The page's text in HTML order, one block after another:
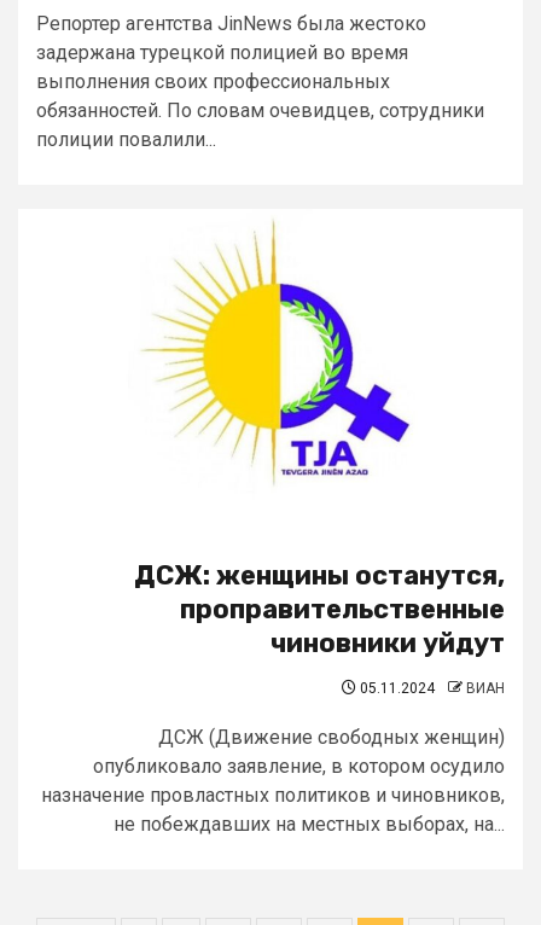
Репортер агентства JinNews была жестоко
задержана турецкой полицией во время
выполнения своих профессиональных
обязанностей. По словам очевидцев, сотрудники
полиции повалили...
ДСЖ: женщины останутся,
проправительственные
чиновники уйдут
05.11.2024 ВИАН
ДСЖ (Движение свободных женщин)
опубликовало заявление, в котором осудило
назначение провластных политиков и чиновников,
не побеждавших на местных выборах, на...